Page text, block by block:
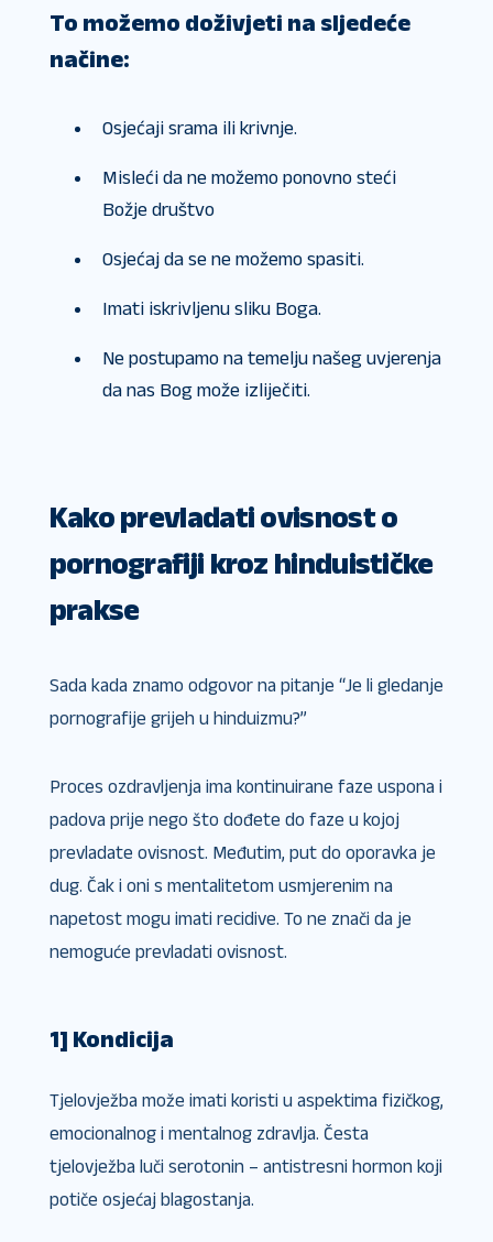
To možemo doživjeti na sljedeće
načine:
Osjećaji srama ili krivnje.
Misleći da ne možemo ponovno steći
Božje društvo
Osjećaj da se ne možemo spasiti.
Imati iskrivljenu sliku Boga.
Ne postupamo na temelju našeg uvjerenja
da nas Bog može izliječiti.
Kako prevladati ovisnost o
pornografiji kroz hinduističke
prakse
Sada kada znamo odgovor na pitanje “Je li gledanje
pornografije grijeh u hinduizmu?”
Proces ozdravljenja ima kontinuirane faze uspona i
padova prije nego što dođete do faze u kojoj
prevladate ovisnost. Međutim, put do oporavka je
dug. Čak i oni s mentalitetom usmjerenim na
napetost mogu imati recidive. To ne znači da je
nemoguće prevladati ovisnost.
1] Kondicija
Tjelovježba može imati koristi u aspektima fizičkog,
emocionalnog i mentalnog zdravlja. Česta
tjelovježba luči serotonin – antistresni hormon koji
potiče osjećaj blagostanja.